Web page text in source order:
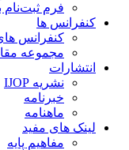
فرم ثبت‌نام
کنفرانس ها
کنفرانس های
مجموعه
انتشارات
نشریه IJOP
خبرنامه
ماهنامه
لینک های مفید
مفاهیم پایه